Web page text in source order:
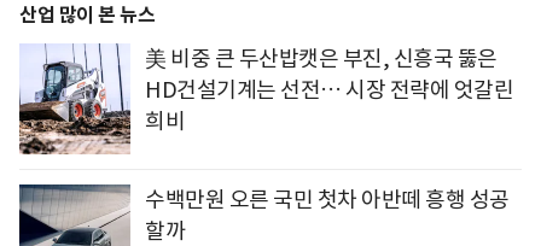
산업 많이 본 뉴스
美 비중 큰 두산밥캣은 부진, 신흥국 뚫은
HD건설기계는 선전… 시장 전략에 엇갈린
희비
수백만원 오른 국민 첫차 아반떼 흥행 성공
할까